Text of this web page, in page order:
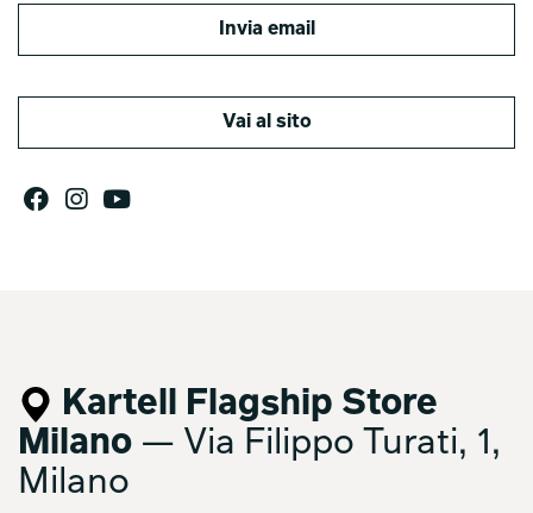
Invia email
Vai al sito
Kartell Flagship Store
Milano — Via Filippo Turati, 1,
Milano